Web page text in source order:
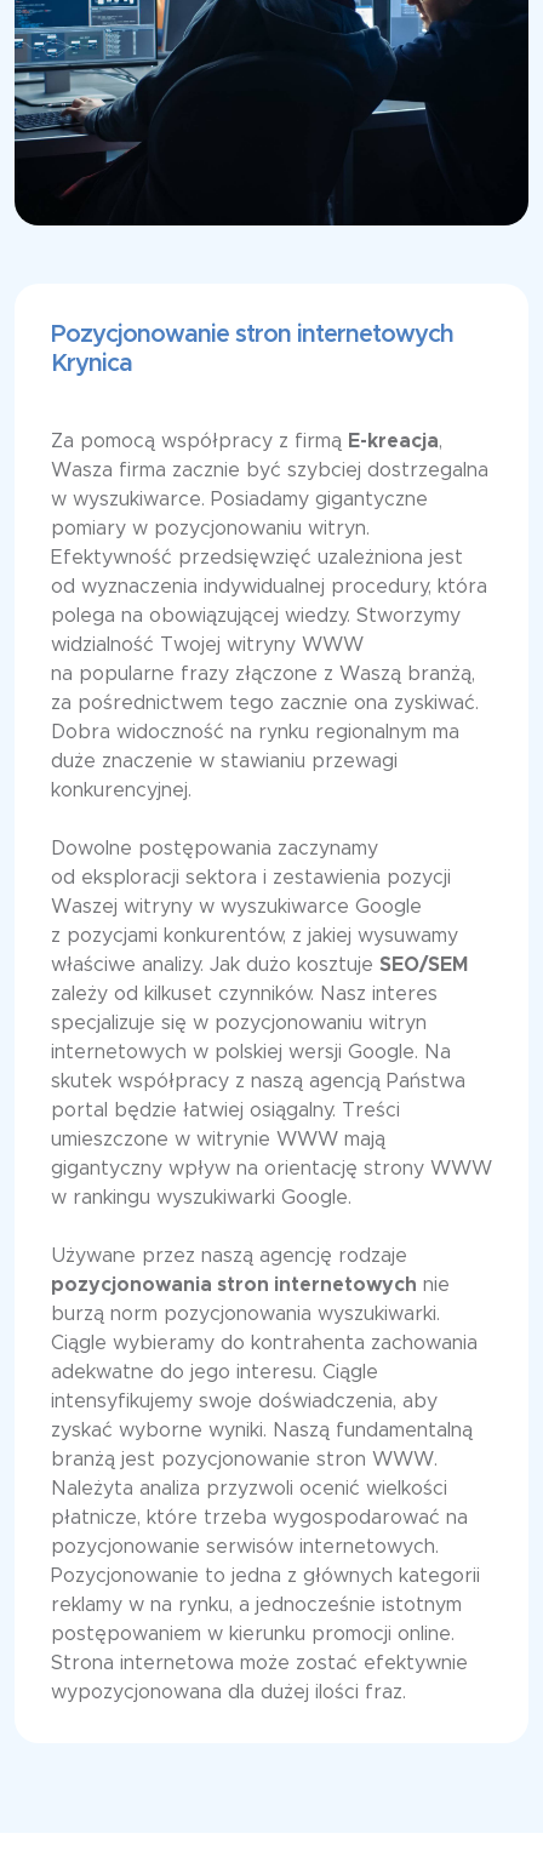
Pozycjonowanie stron internetowych
Krynica
Za pomocą współpracy z firmą E-kreacja,
Wasza firma zacznie być szybciej dostrzegalna
w wyszukiwarce. Posiadamy gigantyczne
pomiary w pozycjonowaniu witryn.
Efektywność przedsięwzięć uzależniona jest
od wyznaczenia indywidualnej procedury, która
polega na obowiązującej wiedzy. Stworzymy
widzialność Twojej witryny WWW
na popularne frazy złączone z Waszą branżą,
za pośrednictwem tego zacznie ona zyskiwać.
Dobra widoczność na rynku regionalnym ma
duże znaczenie w stawianiu przewagi
konkurencyjnej.
Dowolne postępowania zaczynamy
od eksploracji sektora i zestawienia pozycji
Waszej witryny w wyszukiwarce Google
z pozycjami konkurentów, z jakiej wysuwamy
właściwe analizy. Jak dużo kosztuje SEO/SEM
zależy od kilkuset czynników. Nasz interes
specjalizuje się w pozycjonowaniu witryn
internetowych w polskiej wersji Google. Na
skutek współpracy z naszą agencją Państwa
portal będzie łatwiej osiągalny. Treści
umieszczone w witrynie WWW mają
gigantyczny wpływ na orientację strony WWW
w rankingu wyszukiwarki Google.
Używane przez naszą agencję rodzaje
pozycjonowania stron internetowych nie
burzą norm pozycjonowania wyszukiwarki.
Ciągle wybieramy do kontrahenta zachowania
adekwatne do jego interesu. Ciągle
intensyfikujemy swoje doświadczenia, aby
zyskać wyborne wyniki. Naszą fundamentalną
branżą jest pozycjonowanie stron WWW.
Należyta analiza przyzwoli ocenić wielkości
płatnicze, które trzeba wygospodarować na
pozycjonowanie serwisów internetowych.
Pozycjonowanie to jedna z głównych kategorii
reklamy w na rynku, a jednocześnie istotnym
postępowaniem w kierunku promocji online.
Strona internetowa może zostać efektywnie
wypozycjonowana dla dużej ilości fraz.